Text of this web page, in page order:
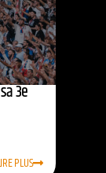
3e
PLUS